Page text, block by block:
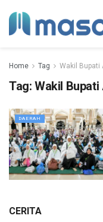
Home Tag Wakil Bupati
Tag: Wakil
DAERAH
CERITA